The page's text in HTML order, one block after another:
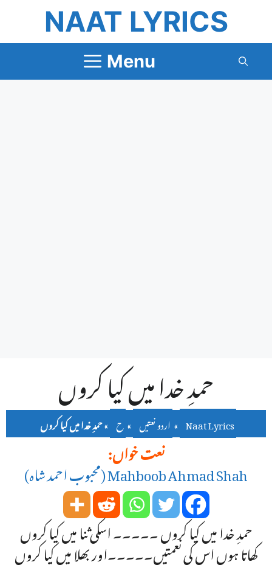
content
NAAT LYRICS
Menu
حمدِ خدا میں کیا کروں
Naat Lyrics
»اردو نعتیں »ح »حمدِ خدا میں کیا کروں
نعت خواں:
Mahboob Ahmad Shah (محبوب احمد شاہ)
حمدِ خدا میں کیا کروں ۔۔۔۔۔ اسکی ثنا میں کیا کروں
کھاتا ہوں اس کی نعمتیں۔۔۔۔۔اور بھلا میں کیا کروں